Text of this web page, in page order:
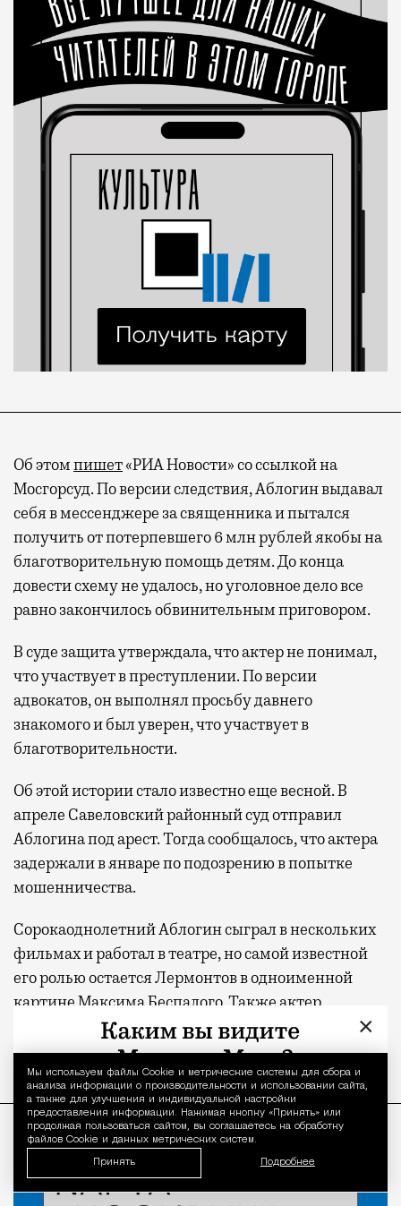
Уведомление
Мы используем файлы Сookie и метрические системы для сбора и
анализа информации о производительности и использовании сайта,
а также для улучшения и индивидуальной настройки
предоставления информации. Нажимая кнопку «Принять» или
продолжая пользоваться сайтом, вы соглашаетесь на обработку
файлов Cookie и данных метрических систем.
Принять Подробнее
Об этомпишет«РИА Новости» со ссылкой на
Мосгорсуд. По версии следствия, Аблогин выдавал
себя в мессенджере за священника и пытался
получить от потерпевшего 6 млн рублей якобы на
благотворительную помощь детям. До конца
довести схему не удалось, но уголовное дело все
равно закончилось обвинительным приговором.
В суде защита утверждала, что актер не понимал,
что участвует в преступлении. По версии
адвокатов, он выполнял просьбу давнего
знакомого и был уверен, что участвует в
благотворительности.
Об этой истории стало известно еще весной. В
апреле Савеловский районный суд отправил
Аблогина под арест. Тогда сообщалось, что актера
задержали в январе по подозрению в попытке
мошенничества.
Сорокаоднолетний Аблогин сыграл в нескольких
фильмах и работал в театре, но самой известной
его ролью остается Лермонтов в одноименной
картине Максима Беспалого. Также актер
появлялся в эпизоде фильма Глеба Панфилова
«Иван Денисович».
ПРОДОЛЖЕНИЕ НИЖЕ
×